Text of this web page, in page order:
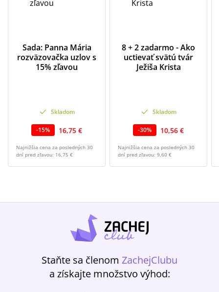
Sada: Panna Mária
rozväzovačka uzlov s
15% zľavou
Skladom
-15% 16,75 €
Najnižšia cena za posledných 30
dní pred zľavou: 16,75 €
8 + 2 zadarmo - Ako
uctievať svätú tvár
Ježiša Krista
Skladom
-30% 10,56 €
Najnižšia cena za posledných 30
dní pred zľavou: 9,60 €
Staňte sa členom ZachejClubu
a získajte množstvo výhod: